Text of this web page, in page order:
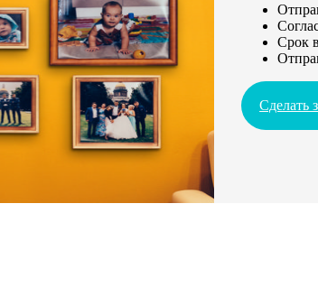
Срок
Сделать